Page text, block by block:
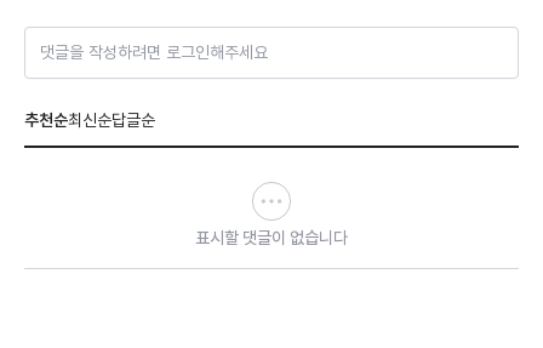
댓글을 작성하려면 로그인해주세요
추천순최신순답글순
표시할 댓글이 없습니다